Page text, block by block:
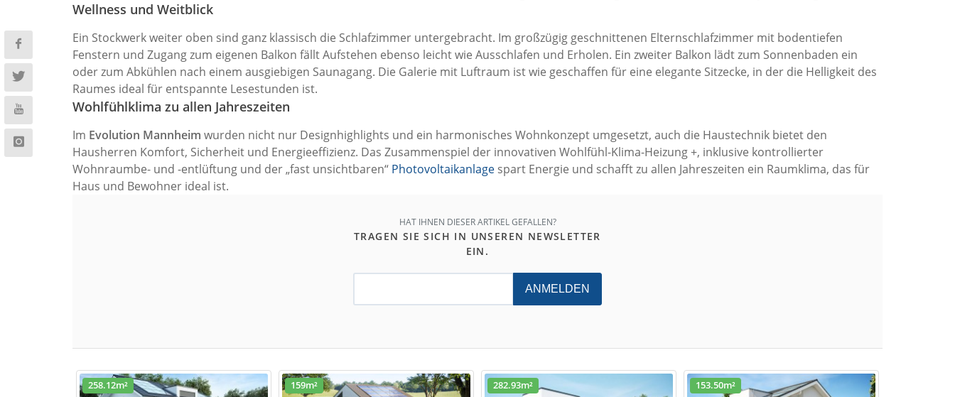
Wellness und Weitblick
Ein Stockwerk weiter oben sind ganz klassisch die Schlafzimmer untergebracht. Im großzügig geschnittenen Elternschlafzimmer mit bodentiefen
Fenstern und Zugang zum eigenen Balkon fällt Aufstehen ebenso leicht wie Ausschlafen und Erholen. Ein zweiter Balkon lädt zum Sonnenbaden ein
oder zum Abkühlen nach einem ausgiebigen Saunagang. Die Galerie mit Luftraum ist wie geschaffen für eine elegante Sitzecke, in der die Helligkeit des
Raumes ideal für entspannte Lesestunden ist.
Wohlfühlklima zu allen Jahreszeiten
Im Evolution Mannheim wurden nicht nur Designhighlights und ein harmonisches Wohnkonzept umgesetzt, auch die Haustechnik bietet den
Hausherren Komfort, Sicherheit und Energieeffizienz. Das Zusammenspiel der innovativen Wohlfühl-Klima-Heizung +, inklusive kontrollierter
Wohnraumbe- und -entlüftung und der „fast unsichtbaren“ Photovoltaikanlage spart Energie und schafft zu allen Jahreszeiten ein Raumklima, das für
Haus und Bewohner ideal ist.
HAT IHNEN DIESER ARTIKEL GEFALLEN?
TRAGEN SIE SICH IN UNSEREN NEWSLETTER
EIN.
ANMELDEN
258.12m² 159m² 282.93m² 153.50m²